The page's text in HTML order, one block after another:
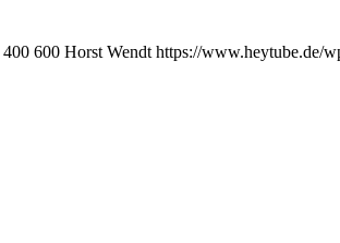
400 600 Horst Wendt https://www.heytube.de/